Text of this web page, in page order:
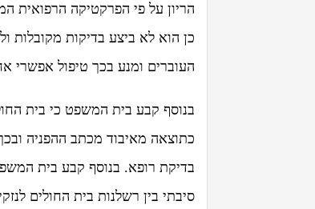
הריון על פי הפרקטיקה הרפואית
כן הוא לא ביצע בדיקות מקובלות
העוברים ומנע בכך טיפול אפשרי
בנוסף קבע בית המשפט כי בית
כתוצאה מאיבוד מכתב ההפניה
בדיקת רופא. בנוסף קבע בית
סיבתי בין רשלנות בית החולים